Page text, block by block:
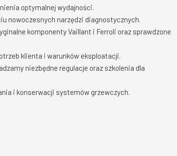
optymalnej wydajności.
nowoczesnych narzędzi diagnostycznych.
komponenty Vaillant i Ferroli oraz sprawdzone
klienta i warunków eksploatacji.
niezbędne regulacje oraz szkolenia dla
i konserwacji systemów grzewczych.